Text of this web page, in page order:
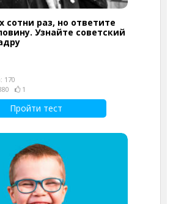
сотни раз, но ответите
Узнайте советский
170
1
Пройти тест